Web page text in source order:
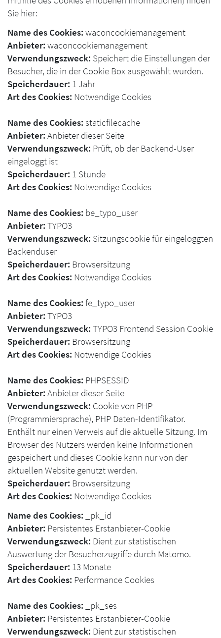
Sie hier:
Name des Cookies: waconcookiemanagement
Anbieter: waconcookiemanagement
Verwendungszweck: Speichert die Einstellungen der
Besucher, die in der Cookie Box ausgewählt wurden.
Speicherdauer: 1 Jahr
Art des Cookies: Notwendige Cookies
Name des Cookies: staticfilecache
Anbieter: Anbieter dieser Seite
Verwendungszweck: Prüft, ob der Backend-User
eingeloggt ist
Speicherdauer: 1 Stunde
Art des Cookies: Notwendige Cookies
Name des Cookies: be_typo_user
Anbieter: TYPO3
Verwendungszweck: Sitzungscookie für eingeloggten
Backenduser
Speicherdauer: Browsersitzung
Art des Cookies: Notwendige Cookies
Name des Cookies: fe_typo_user
Anbieter: TYPO3
Verwendungszweck: TYPO3 Frontend Session Cookie
Speicherdauer: Browsersitzung
Art des Cookies: Notwendige Cookies
Name des Cookies: PHPSESSID
Anbieter: Anbieter dieser Seite
Verwendungszweck: Cookie von PHP
(Programmiersprache), PHP Daten-Identifikator.
Enthält nur einen Verweis auf die aktuelle Sitzung. Im
Browser des Nutzers werden keine Informationen
gespeichert und dieses Cookie kann nur von der
aktuellen Website genutzt werden.
Speicherdauer: Browsersitzung
Art des Cookies: Notwendige Cookies
Name des Cookies:
_pk_id
Anbieter: Persistentes Erstanbieter-Cookie
Verwendungszweck: Dient zur statistischen
Auswertung der Besucherzugriffe durch Matomo.
Speicherdauer: 13 Monate
Art des Cookies: Performance Cookies
Name des Cookies:
_pk_ses
Anbieter: Persistentes Erstanbieter-Cookie
Verwendungszweck: Dient zur statistischen